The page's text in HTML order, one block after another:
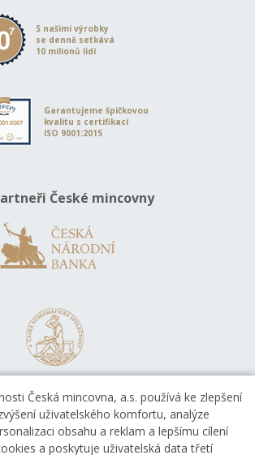
S našimi výrobky
se denně setkává
10 milionů lidí
Garantujeme špičkovou
kvalitu s certifikací
ISO 9001:2015
České mincovny
Česká mincovna, a.s. používá ke zlepšení
uživatelského komfortu, analýze
obsahu a reklam a lepšímu cílení
a poskytuje uživatelská data třetí